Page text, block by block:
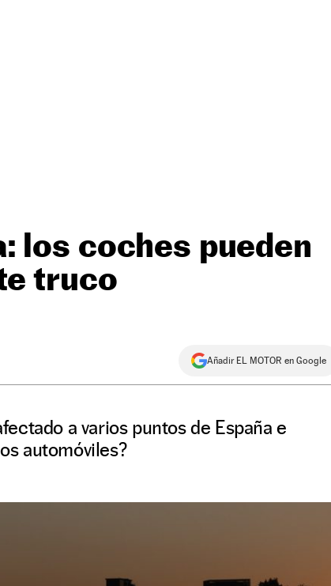
los coches pueden
truco
Añadir EL MOTOR en Google
a varios puntos de España e
automóviles?